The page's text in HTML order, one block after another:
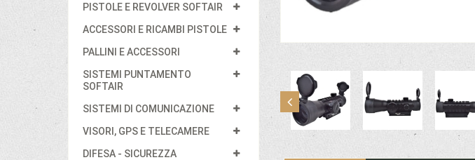
PISTOLE E REVOLVER SOFTAIR
ACCESSORI E RICAMBI PISTOLE
PALLINI E ACCESSORI
SISTEMI PUNTAMENTO
SOFTAIR
SISTEMI DI COMUNICAZIONE
VISORI, GPS E TELECAMERE
DIFESA - SICUREZZA